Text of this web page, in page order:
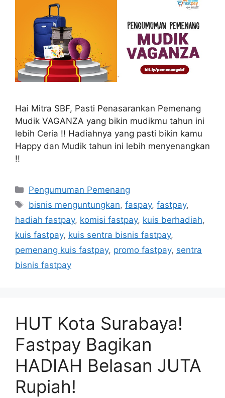
Hai Mitra SBF, Pasti Penasarankan Pemenang
Mudik VAGANZA yang bikin mudikmu tahun ini
lebih Ceria !! Hadiahnya yang pasti bikin kamu
Happy dan Mudik tahun ini lebih menyenangkan
!!
Pengumuman Pemenang
bisnis menguntungkan,faspay,fastpay,
hadiah fastpay, komisi fastpay, kuis berhadiah,
kuis fastpay, kuis sentra bisnis fastpay,
pemenang kuis fastpay, promo fastpay, sentra
bisnis fastpay
HUT Kota Surabaya!
Fastpay Bagikan
HADIAH Belasan JUTA
Rupiah!